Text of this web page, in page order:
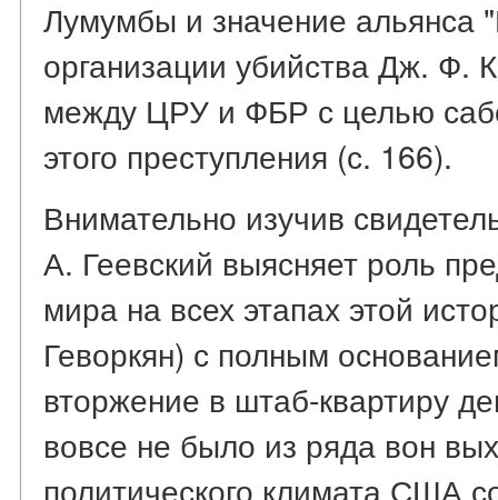
Лумумбы и значение
организации убийства Дж. Ф.
между ЦРУ и ФБР с целью
этого преступления (с. 166).
Внимательно изучив
А. Геевский выясняет роль
мира на всех этапах этой
Геворкян) с полным
вторжение в штаб-квартиру
вовсе не было из ряда вон
политического климата США